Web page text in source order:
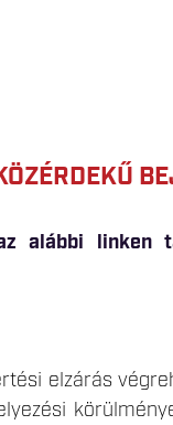
alábbi linken
elzárás